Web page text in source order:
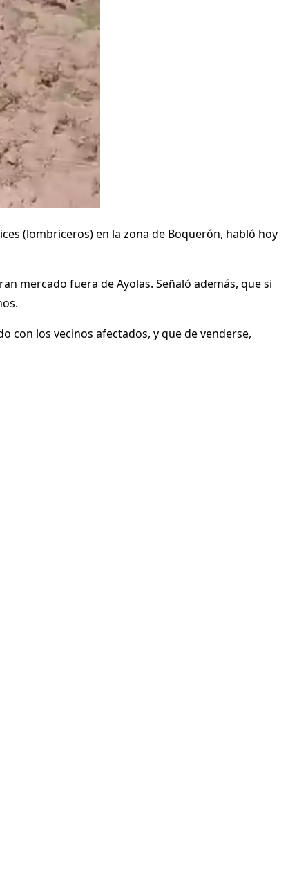
(lombriceros) en la zona de Boquerón, habló hoy
mercado fuera de Ayolas. Señaló además, que si
con los vecinos afectados, y que de venderse,